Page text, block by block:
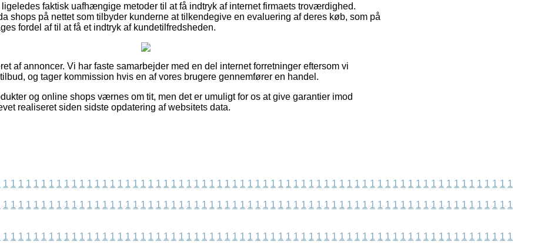
faktisk uafhængige metoder til at få indtryk af internet firmaets troværdighed.
shops på nettet som tilbyder kunderne at tilkendegive en evaluering af deres køb, som på
fordel af til at få et indtryk af kundetilfredsheden.
af annoncer. Vi har faste samarbejder med en del internet forretninger eftersom vi
og tager kommission hvis en af vores brugere gennemfører en handel.
og online shops værnes om tit, men det er umuligt for os at give garantier imod
realiseret siden sidste opdatering af websitets data.
1 1 1 1 1 1 1 1 1 1 1 1 1 1 1 1 1 1 1 1 1 1 1 1 1 1 1 1 1 1 1 1 1 1 1 1 1 1 1 1 1 1 1 1 1 1 1 1 1 1 1 1 1 1 1 1 1 1 1 1 1 1 1 1 1 1 1
1 1 1 1 1 1 1 1 1 1 1 1 1 1 1 1 1 1 1 1 1 1 1 1 1 1 1 1 1 1 1 1 1 1 1 1 1 1 1 1 1 1 1 1 1 1 1 1 1 1 1 1 1 1 1 1 1 1 1 1 1 1 1 1 1 1 1
1 1 1 1 1 1 1 1 1 1 1 1 1 1 1 1 1 1 1 1 1 1 1 1 1 1 1 1 1 1 1 1 1 1 1 1 1 1 1 1 1 1 1 1 1 1 1 1 1 1 1 1 1 1 1 1 1 1 1 1 1 1 1 1 1 1 1